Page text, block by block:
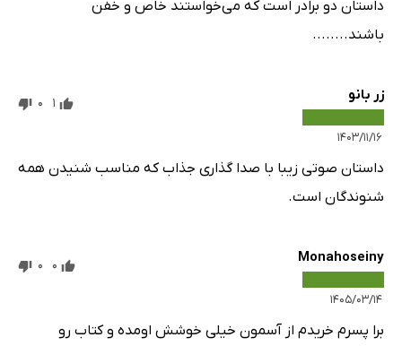
داستان دو برادر است که می‌خواستند خاص و خفن
باشند........
زر بانو
۱۴۰۳/۱۱/۱۶
1
0
داستان صوتی زیبا با صدا گذاری جذاب که مناسب شنیدن همه
شنوندگان است.
Monahoseiny
۱۴۰۵/۰۳/۱۴
0
0
برا پسرم خریدم از آسمون خیلی خوشش اومده و کتاب رو